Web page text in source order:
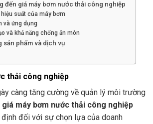
đến giá máy bơm nước thải công nghiệp
suất của máy bơm
và ứng dụng
và khả năng chống ăn mòn
sản phẩm và dịch vụ
thải công nghiệp
càng tăng cường về quản lý môi trường
giá máy bơm nước thải công nghiệp
đối với sự chọn lựa của doanh